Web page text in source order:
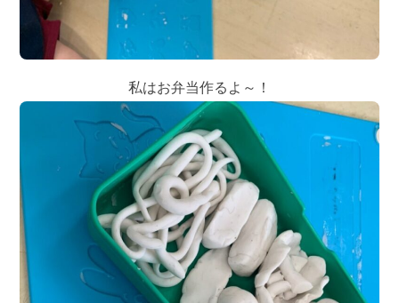
私はお弁当作るよ～！